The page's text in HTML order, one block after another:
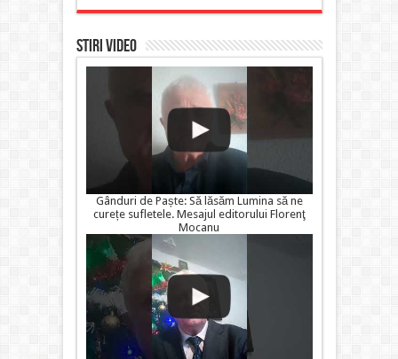
STIRI VIDEO
Gânduri de Paște: Să lăsăm Lumina să ne
curețe sufletele. Mesajul editorului Florenţ
Mocanu